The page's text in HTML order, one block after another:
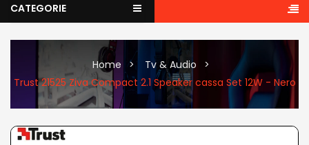
CATEGORIE
Home
Tv & Audio
Trust 21525 Ziva Compact 2.1 Speaker cassa Set 12W - Nero